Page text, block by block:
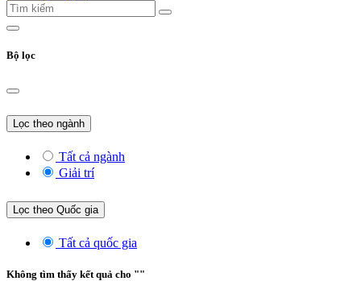
Bộ lọc
Lọc theo ngành
Tất cả ngành
Giải trí
Lọc theo Quốc gia
Tất cả quốc gia
Không tìm thấy kết quả cho ""